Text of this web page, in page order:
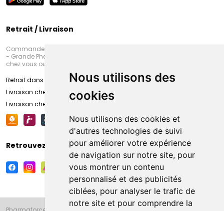
Nous utilisons des
cookies
Nous utilisons des cookies et
d'autres technologies de suivi
pour améliorer votre expérience
de navigation sur notre site, pour
vous montrer un contenu
personnalisé et des publicités
ciblées, pour analyser le trafic de
notre site et pour comprendre la
Retrait / Livraison
Commandez en ligne et venez chercher votre commande à Amiens
- Grande Pharmacie d’Amiens (Fachon) ou recevez-là rapidement
chez vous ou en point retrait
Retrait dans la pharmacie d’Amiens
Livraison chez vous
Livraison chez votre commerçant
Retrouvez-nous sur vos réseaux sociaux